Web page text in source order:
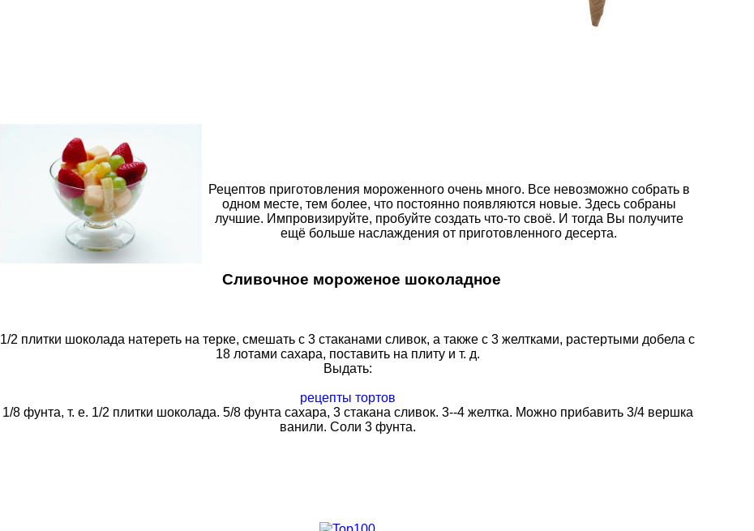
Рецептов приготовления мороженного очень много. Все невозможно собрать в
одном месте, тем более, что постоянно появляются новые. Здесь собраны
лучшие. Импровизируйте, пробуйте создать что-то своё. И тогда Вы получите
ещё больше наслаждения от приготовленного десерта.
Сливочное мороженое шоколадное
1/2 плитки шоколада натереть на терке, смешать с 3 стаканами сливок, а также с 3 желтками, растертыми добела с
18 лотами сахара, поставить на плиту и т. д.
Выдать:
рецепты тортов
1/8 фунта, т. е. 1/2 плитки шоколада. 5/8 фунта сахара, 3 стакана сливок. 3--4 желтка. Можно прибавить 3/4 вершка
ванили. Соли 3 фунта.